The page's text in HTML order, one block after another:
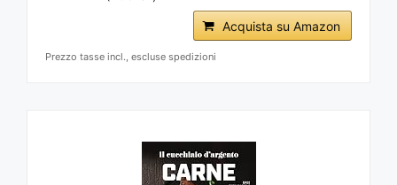
Acquista su Amazon
Prezzo tasse incl., escluse spedizioni